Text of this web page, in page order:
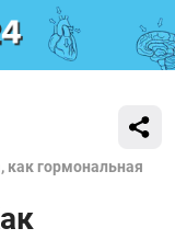
как гормональная